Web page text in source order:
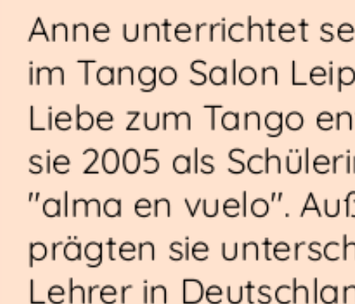
Anne unterrichtet
im Tango Salon
Liebe zum Tango
sie 2005 als
"alma en vuelo".
prägten sie
Lehrer in